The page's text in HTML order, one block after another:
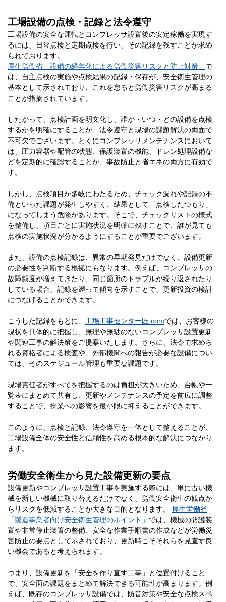
工場設備の点検・記録と法令遵守
工場設備の安全な運転とコンプレッサ設置後の安定稼働を実現す
るには、日常点検と定期点検を行い、その記録を残すことが求め
られております。
厚生労働省「設備の経年化による労働災害リスクと防止対策」 で
は、自主点検の実施や点検結果の記録・保存が、安全衛生管理の
基本として示されており、これを怠ると労働災害リスクが高まる
ことが指摘されています。
したがって、点検計画を明文化し、誰が・いつ・どの設備を点検
するかを明確にすることが、法令遵守と現場の課題解決の両面で
不可欠でございます。とくにコンプレッサメンテナンスにおいて
は、圧力容器や配管の状態、保護装置の機能、ドレン処理設備な
どを定期的に確認することが、事故防止と省エネの両方に有効で
す。
しかし、点検項目が多岐にわたるため、チェック漏れや記録の不
備といった課題が発生しやすく、結果として「点検したつもり」
になってしまう危険があります。そこで、チェックリストの様式
を整備し、項目ごとに実施状況を明確に残すことで、誰が見ても
点検の実施状況が分かるようにすることが重要でございます。
また、設備の点検記録は、異常の早期発見だけでなく、設備更新
の必要性を判断する根拠にもなります。例えば、コンプレッサの
故障頻度が増えてきたり、同じ箇所のトラブルが繰り返されたり
している場合、記録を遡って傾向を示すことで、更新投資の検討
につなげることができます。
こうした記録をもとに、 工場工事センター匠.comでは、お客様の
現状を具体的に把握し、無理や無駄のないコンプレッサ設置更新
や関連工事の解決策をご提案いたします。さらに、法令で求めら
れる資格者による検査や、外部機関への報告が必要な設備につい
ては、そのスケジュール管理も重要な課題です。
現場責任者がすべてを把握するのは負担が大きいため、台帳や一
覧表にまとめて共有し、更新やメンテナンスの予定を前広に調整
することで、操業への影響を最小限に抑えることができます。
このように、点検と記録、法令遵守を一体として整えることが、
工場設備全体の安全性と信頼性を高める根本的な解決につながり
ます。
労働安全衛生から見た設備更新の要点
設備更新やコンプレッサ設置工事を実施する際には、単に古い機
械を新しい機械に取り替えるだけでなく、労働安全衛生の観点か
らリスクを低減することが大きな目的となります。 厚生労働省
「製造事業者向け安全衛生管理のポイント」 では、機械の防護装
置や非常停止装置の整備、安全な作業手順書の作成などが労働災
害防止の要点として示されており、更新時こそそれらを見直す良
い機会であると考えられます。
つまり、設備更新を「安全を作り直す工事」と位置付けること
で、安全面の課題をまとめて解決できる可能性が高まります。例
えば、既存のコンプレッサ設備では、防音対策や安全な点検スペ